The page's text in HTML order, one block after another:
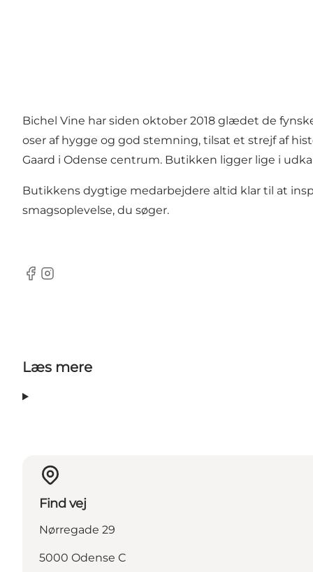
Bichel Vine har siden oktober 2018 glædet de
oser af hygge og god stemning, tilsat et strejf af
Gaard i Odense centrum. Butikken ligger lige i
Butikkens dygtige medarbejdere altid klar til at
smagsoplevelse, du søger.
Facebook
Instagram
Læs mere
Find vej
Nørregade 29
5000 Odense C